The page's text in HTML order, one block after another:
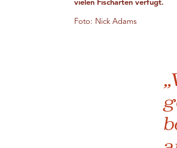
vielen Fischarten verfügt.
Foto: Nick Adams